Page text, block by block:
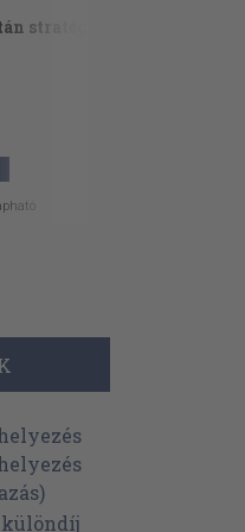
stratégia